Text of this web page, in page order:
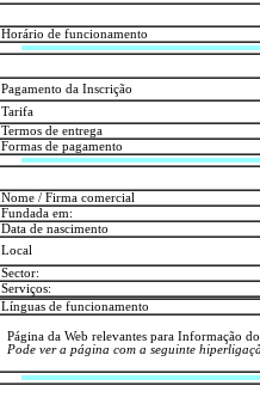
Horário de funcionamento
Pagamento da Inscrição
Tarifa
Termos de entrega
Formas de pagamento
Nome / Firma comercial
Fundada em:
Data de nascimento
Local
Sector:
Serviços:
Línguas de funcionamento
Página da Web relevantes para Informação
Pode ver a página com a seguinte